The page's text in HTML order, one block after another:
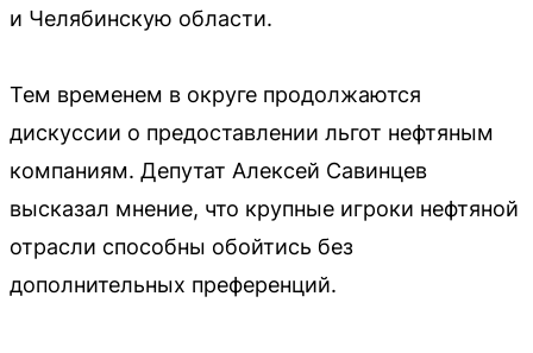
и Челябинскую области.
Тем временем в округе продолжаются
дискуссии о предоставлении льгот нефтяным
компаниям. Депутат Алексей Савинцев
высказал мнение, что крупные игроки нефтяной
отрасли способны обойтись без
дополнительных преференций.